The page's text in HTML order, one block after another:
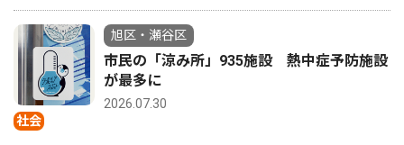
社会
旭区・瀬谷区
市民の「涼み所」935施設 熱中症予防施設
が最多に
2026.07.30